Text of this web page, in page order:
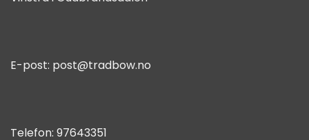
E-post: post@tradbow.no
Telefon: 97643351